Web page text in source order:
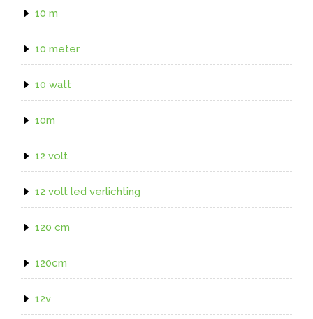
10 m
10 meter
10 watt
10m
12 volt
12 volt led verlichting
120 cm
120cm
12v